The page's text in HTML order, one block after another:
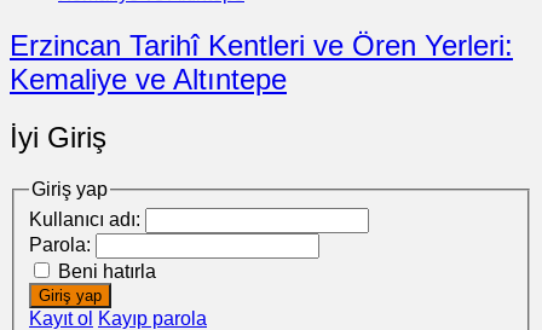
Erzincan Tarihî Kentleri ve Ören Yerleri:
Kemaliye ve Altıntepe
İyi Giriş
Giriş yap
Kullanıcı adı:
Parola:
Beni hatırla
Giriş yap
Kayıt ol Kayıp parola